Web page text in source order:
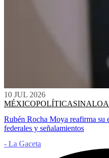
10 JUL 2026
MÉXICOPOLÍTICASINALOA
Rubén Rocha Moya reafirma su
federales y señalamientos
- La Gaceta